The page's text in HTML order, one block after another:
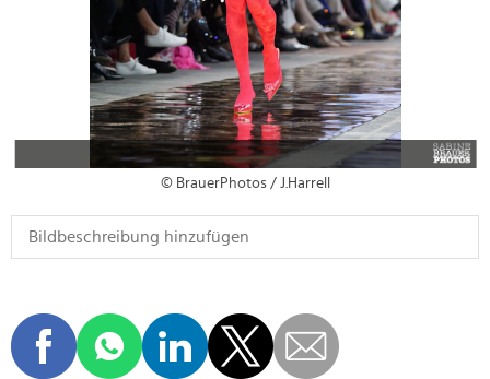
© BrauerPhotos / J.Harrell